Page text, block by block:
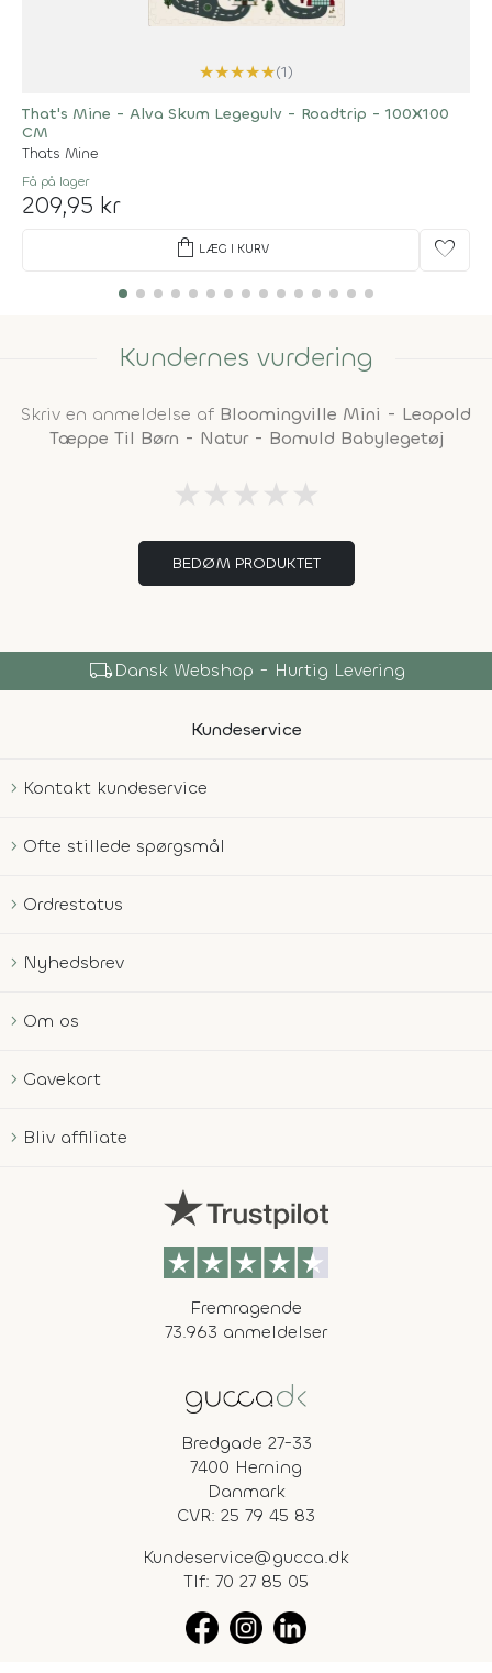
★★★★★(1)
That's Mine - Alva Skum Legegulv - Roadtrip - 100X100
CM
Thats Mine
Få på lager
209,95 kr
shopping_bag LÆG I KURV favorite
Kundernes vurdering
Skriv en anmeldelse af Bloomingville Mini - Leopold
Tæppe Til Børn - Natur - Bomuld Babylegetøj
★ ★ ★ ★ ★
BEDØM PRODUKTET
local_shippingDansk Webshop - Hurtig Levering
Kundeservice
Kontakt kundeservice
Ofte stillede spørgsmål
Ordrestatus
Nyhedsbrev
Om os
Gavekort
Bliv affiliate
Fremragende
73.963 anmeldelser
Bredgade 27-33
7400 Herning
Danmark
CVR: 25 79 45 83
Kundeservice@gucca.dk
Tlf: 70 27 85 05